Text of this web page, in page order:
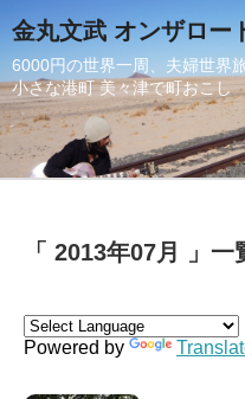
金丸文武 オンザロー
6000円の世界一周、夫婦世界
小さな港町 美々津で町おこし
「 2013年07月 」一
Powered by